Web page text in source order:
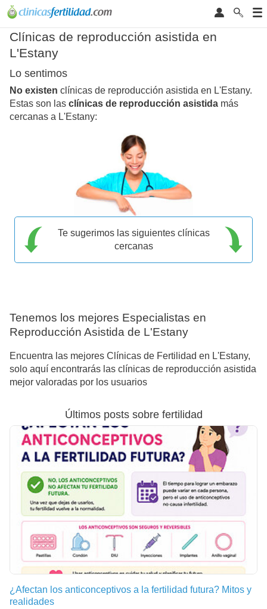
Clínicas de reproducción asistida en
L'Estany
Lo sentimos
No existen clínicas de reproducción asistida en L'Estany.
Estas son las clínicas de reproducción asistida más
cercanas a L'Estany:
Te sugerimos las siguientes clínicas
cercanas
Tenemos los mejores Especialistas en
Reproducción Asistida de L'Estany
Encuentra las mejores Clínicas de Fertilidad en L'Estany,
solo aquí encontrarás las clínicas de reproducción asistida
mejor valoradas por los usuarios
Últimos posts sobre fertilidad
¿Afectan los anticonceptivos a la fertilidad futura? Mitos y
realidades